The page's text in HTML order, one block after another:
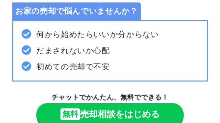
お家の売却で悩んでいませんか？
何から始めたらいいか分からない
だまされないか心配
初めての売却で不安
チャットでかんたん、無料でできる！
無料 売却相談をはじめる